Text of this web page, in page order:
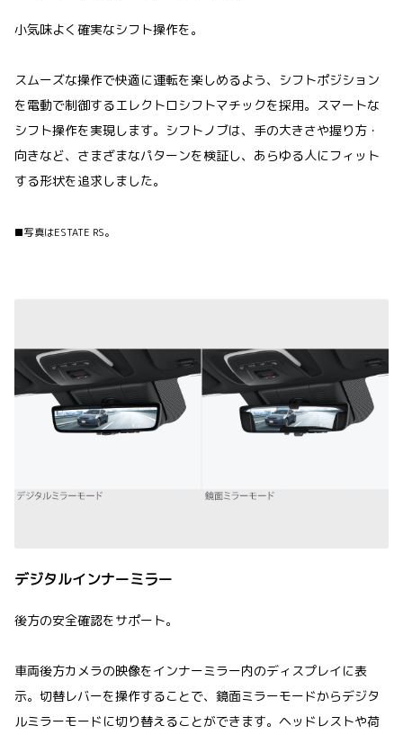
小気味よく確実なシフト操作を。
スムーズな操作で快適に運転を楽しめるよう、シフトポジション
を電動で制御するエレクトロシフトマチックを採用。スマートな
シフト操作を実現します。シフトノブは、手の大きさや握り方・
向きなど、さまざまなパターンを検証し、あらゆる人にフィット
する形状を追求しました。
■写真はESTATE RS。
デジタルインナーミラー
後方の安全確認をサポート。
車両後方カメラの映像をインナーミラー内のディスプレイに表
示。切替レバーを操作することで、鏡面ミラーモードからデジタ
ルミラーモードに切り替えることができます。ヘッドレストや荷